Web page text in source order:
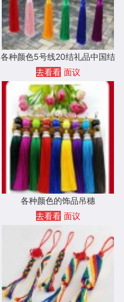
各种颜色5号线20结礼品中国结
去看看 面议
各种颜色的饰品吊穗
去看看 面议